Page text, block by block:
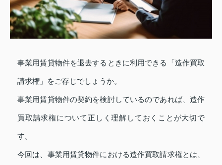
事業用賃貸物件を退去するときに利用できる「造作買取
請求権」をご存じでしょうか。
事業用賃貸物件の契約を検討しているのであれば、造作
買取請求権について正しく理解しておくことが大切で
す。
今回は、事業用賃貸物件における造作買取請求権とは、